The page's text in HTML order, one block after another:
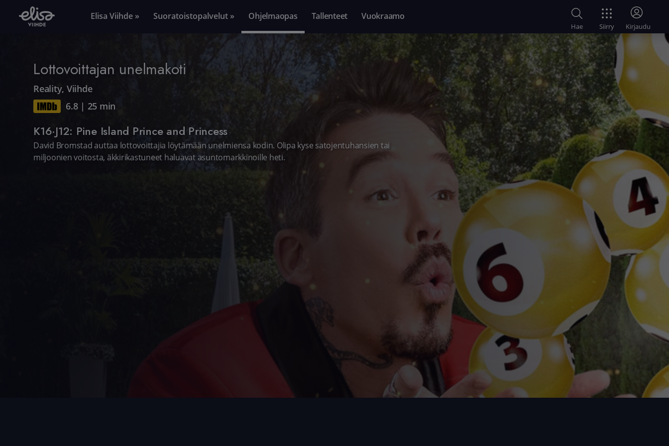
Elisa Viihde » Suoratoistopalvelut » Ohjelmaopas Tallenteet Vuokraamo
Hae Siirry Kirjaudu
Lottovoittajan unelmakoti
Reality, Viihde
6.8| 25 min
K16·J12: Pine Island Prince and Princess
David Bromstad auttaa lottovoittajia löytämään unelmiensa kodin. Olipa kyse satojentuhansien tai
miljoonien voitosta, äkkirikastuneet haluavat asuntomarkkinoille heti.